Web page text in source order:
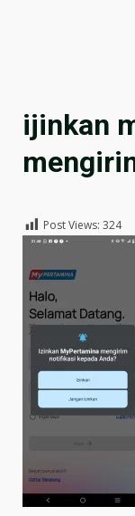
ijinkan
Post Views: 324